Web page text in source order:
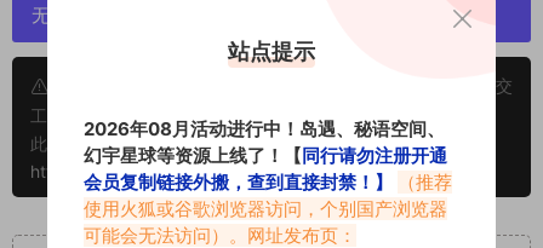
无露点、需求请绕道，关闭本站网页！
申明：本文资源均来源网友分享，若侵犯了您的权限可以提交
工单处理。
此外本文章皆属于原创文章，转载请注明出处！原文链接：
https://www.vmiba.com/6709.html
重要声明
站点提示
2026年08月活动进行中！岛遇、秘语空间、
幻宇星球等资源上线了！【同行请勿注册开通
会员复制链接外搬，查到直接封禁！】
（推荐
使用火狐或谷歌浏览器访问，个别国产浏览器
可能会无法访问）。网址发布页：